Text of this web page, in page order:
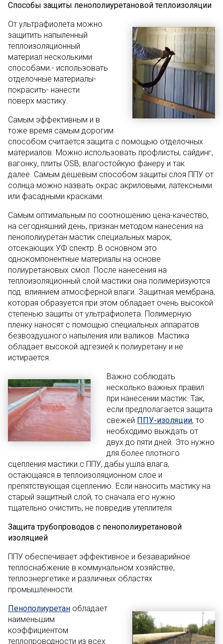
Способы защиты пенополиуретановой теплоизоляции
От ультрафиолета можно
защитить напыленный
теплоизоляционный
материал несколькими
способами.- использовать
отделочные материалы-
покрасить- нанести
поверх мастику.
Самым эффективным и в
тоже время самым дорогим
способом считается защита с помощью отделочных
материалов. Можно использовать профлисты, сайдинг,
вагонку, плиты OSB, влагостойкую фанеру и так
далее. Самым дешевым способом защиты слоя ППУ от
солнца можно назвать окрас акриловыми, латексными
или фасадными красками.
Самым оптимальным по соотношению цена-качество,
на сегодняшний день, признан методом нанесения на
пенополиуретан мастик специальных марок,
отсекающих УФ спектр. В основном это
однокомпонентные материалы на основе
полиуретановых смол. После нанесения на
теплоизоляционный слой мастики она полимеризуются
под влиянием атмосферной влаги. Защитная мембрана,
которая образуется при этом обладает очень высокой
степенью защиты от ультрафиолета. Полимерную
пленку наносят с помощью специальных аппаратов
безвоздушного напыления или валиков. Мастика
обладает высокой адгезией к полиуретану и не
истирается.
Важно соблюдать
несколько важных правил
при нанесении мастик. Так,
если предполагается защита
свежей ППУ-изоляции, то
необходимо выждать от
двух до пяти дней. Это нужно
для более плотного
сцепления мастики с ППУ, дабы ушла влага,
остающаяся в теплоизоляционном слое и
препятствующая сцеплению. Если наносить мастику на
старый защитный слой, то сначала его нужно
тщательно очистить, не повредив утеплителя.
Защита трубопроводов с пенополиуретановой
изоляцией
ППУ обеспечивает эффективное и безаварийное
теплоснабжение в коммунальном хозяйстве,
теплоэнергетике и различных областях
промышленности.
Пенополиуретан обладает
наименьшим
коэффициентом
теплопроводности из всех